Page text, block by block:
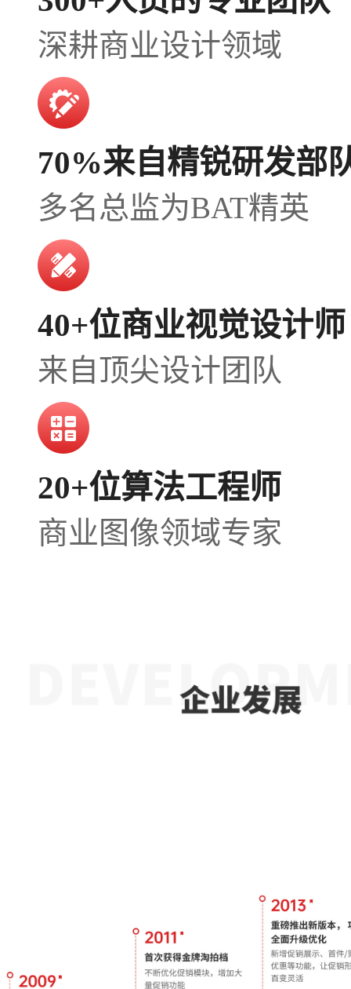
深耕商业设计领域
70%来自精锐研发部
多名总监为BAT精英
40+位商业视觉设计师
来自顶尖设计团队
20+位算法⼯程师
商业图像领域专家